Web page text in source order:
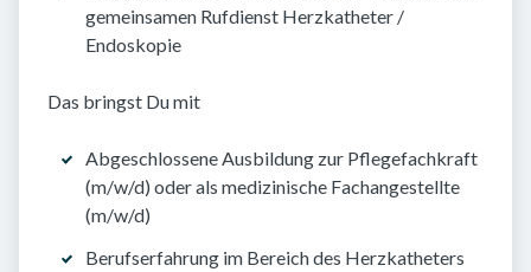
gemeinsamen Rufdienst Herzkatheter /
Endoskopie
Das bringst Du mit
Abgeschlossene Ausbildung zur Pflegefachkraft
(m/w/d) oder als medizinische Fachangestellte
(m/w/d)
Berufserfahrung im Bereich des Herzkatheters